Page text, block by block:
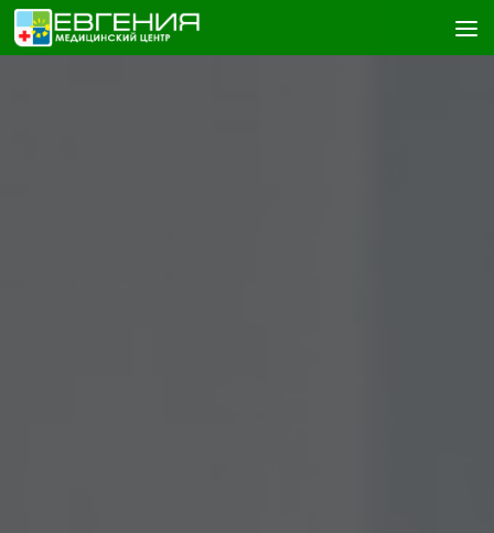
Skip to content